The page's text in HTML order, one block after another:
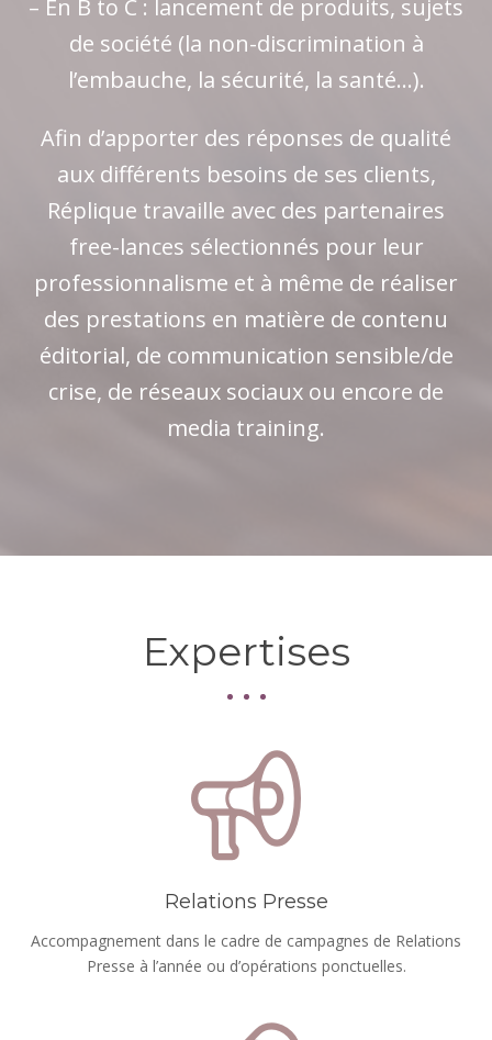
– En B to C : lancement de produits, sujets
de société (la non-discrimination à
l’embauche, la sécurité, la santé…).
Afin d’apporter des réponses de qualité
aux différents besoins de ses clients,
Réplique travaille avec des partenaires
free-lances sélectionnés pour leur
professionnalisme et à même de réaliser
des prestations en matière de contenu
éditorial, de communication sensible/de
crise, de réseaux sociaux ou encore de
media training.
Expertises
Relations Presse
Accompagnement dans le cadre de campagnes de Relations
Presse à l’année ou d’opérations ponctuelles.